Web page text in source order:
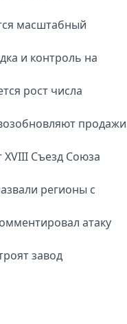
масштабный
и контроль на
рост числа
продажи
Съезд Союза
регионы с
атаку
завод